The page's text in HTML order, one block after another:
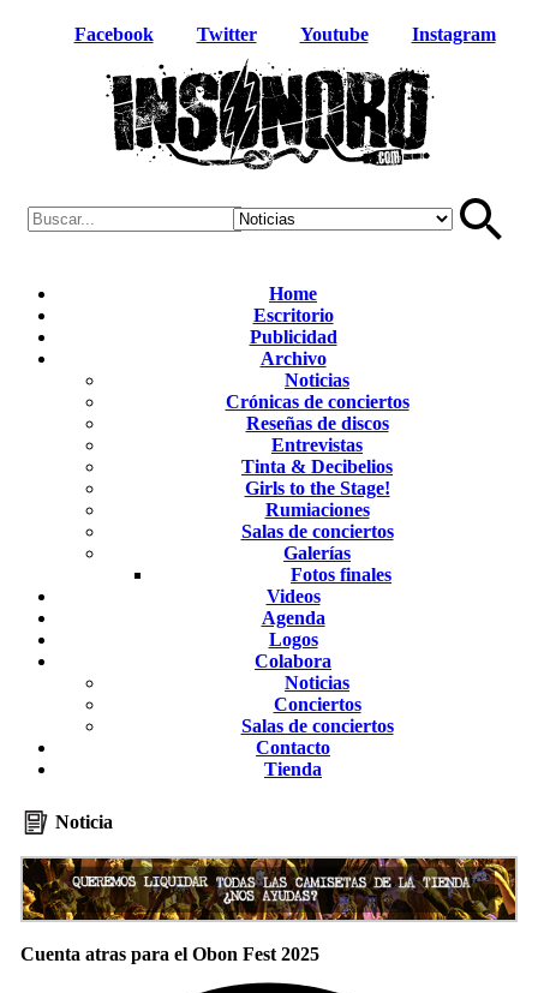
Facebook Twitter Youtube Instagram
Home
Escritorio
Publicidad
Archivo
Noticias
Crónicas de conciertos
Reseñas de discos
Entrevistas
Tinta & Decibelios
Girls to the Stage!
Rumiaciones
Salas de conciertos
Galerías
Fotos finales
Videos
Agenda
Logos
Colabora
Noticias
Conciertos
Salas de conciertos
Contacto
Tienda
Noticia
Cuenta atras para el Obon Fest 2025